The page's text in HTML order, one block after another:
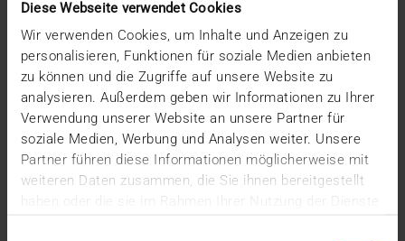
Diese Webseite verwendet Cookies
Wir verwenden Cookies, um Inhalte und Anzeigen zu
personalisieren, Funktionen für soziale Medien anbieten
zu können und die Zugriffe auf unsere Website zu
analysieren. Außerdem geben wir Informationen zu Ihrer
Verwendung unserer Website an unsere Partner für
soziale Medien, Werbung und Analysen weiter. Unsere
Partner führen diese Informationen möglicherweise mit
weiteren Daten zusammen, die Sie ihnen bereitgestellt
haben oder die sie im Rahmen Ihrer Nutzung der Dienste
Erfolg überzeugt und freuen uns darauf, unsere Partnerschaft in den
kommenden Jahren zu vertiefen und den Fortschritt der digitalen
Gesundheitsversorgung in der gesamten Region voranzutreiben.
Leejoe Mammen
Commercial Director, YMH IT
Das könnte Sie auch interessieren